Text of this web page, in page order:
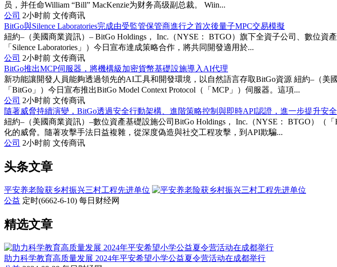
员，并任命William “Bill” MacKenzie为财务高级副总裁。 Wiin...
公司 2小时前 文传商讯
BitGo與Silence Laboratories完成由受監管保管商進行之首次後量子MPC交易模擬
紐約–（美國商業資訊）– BitGo Holdings， Inc.（NYSE： BTGO）旗下全資子公司、數位資
「Silence Laboratories」）今日宣布達成策略合作，將共同開發適用於...
公司 2小时前 文传商讯
BitGo推出MCP伺服器，將機構級加密貨幣基礎設施導入AI代理
新功能讓開發人員能夠透過領先的AI工具和開發環境，以自然語言存取BitGo資源 紐約–（
「BitGo」）今日宣布推出BitGo Model Context Protocol（「MCP」）伺服器。這項...
公司 2小时前 文传商讯
隨著威脅持續演變，BitGo透過安全行動架構、進階策略控制與即時API認證，進一步提升安
紐約–（美國商業資訊）–數位資產基礎設施公司BitGo Holdings， Inc.（NYSE： BTGO）
化的威脅。隨著攻擊手法日益複雜，從深度偽造與社交工程攻擊，到API欺騙...
公司 2小时前 文传商讯
头条文章
平安养老险获乡村振兴三村工程先进单位
公益 定时(6662-6-10) 每日财经网
精选文章
助力科学教育高质量发展 2024年平安希望小学公益夏令营活动在成都举行